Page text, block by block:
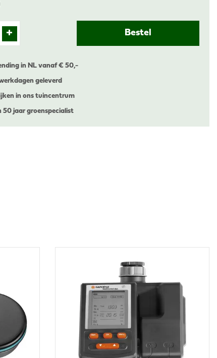
in NL vanaf € 50,-
geleverd
in ons tuincentrum
50 jaar groenspecialist